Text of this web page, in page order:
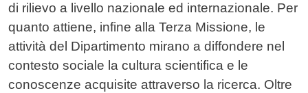
di rilievo a livello nazionale ed internazionale. Per
quanto attiene, infine alla Terza Missione, le
attività del Dipartimento mirano a diffondere nel
contesto sociale la cultura scientifica e le
conoscenze acquisite attraverso la ricerca. Oltre